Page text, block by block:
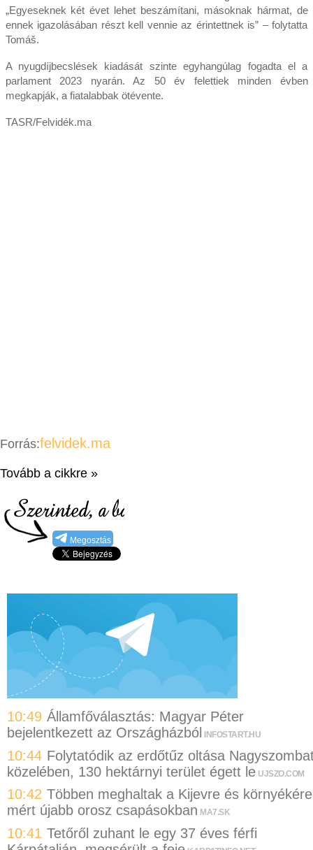
„Egyeseknek két évet lehet beszámítani, másoknak hármat, de
ennek igazolásában részt kell vennie az érintettnek is” – folytatta
Tomáš.
A nyugdíjbecslések kiadását szinte egyhangúlag fogadta el a
parlament 2023 nyarán. Az 50 év felettiek minden évben
megkapják, a fiatalabbak ötévente.
TASR/Felvidék.ma
Forrás:felvidek.ma
Tovább a cikkre »
Megosztás
10:49 Államfőválasztás: Magyar Péter
bejelentkezett az Országházból
INFOSTART.HU
10:44 Folytatódik az erdőtűz oltása
közelében, 130 hektárnyi terület égett le UJSZO.COM
10:42 Többen meghaltak a Kijevre és környékére
mért újabb orosz csapásokban MA7.SK
10:41 Tetőről zuhant le egy 37 éves férfi